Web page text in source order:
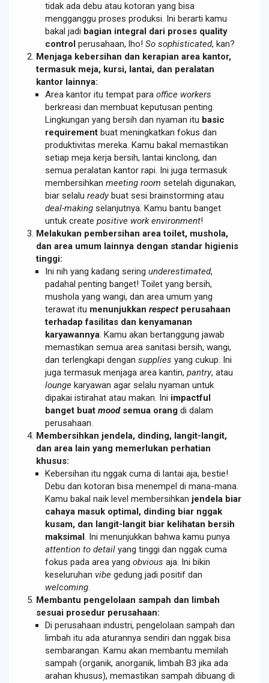
tidak ada debu atau kotoran yang bisa
mengganggu proses produksi. Ini berarti kamu
bakal jadi bagian integral dari proses quality
control perusahaan, lho! So sophisticated, kan?
Menjaga kebersihan dan kerapian area kantor,
termasuk meja, kursi, lantai, dan peralatan
kantor lainnya:
Area kantor itu tempat para office workers
berkreasi dan membuat keputusan penting.
Lingkungan yang bersih dan nyaman itu basic
requirement buat meningkatkan fokus dan
produktivitas mereka. Kamu bakal memastikan
setiap meja kerja bersih, lantai kinclong, dan
semua peralatan kantor rapi. Ini juga termasuk
membersihkan meeting room setelah digunakan,
biar selalu readybuat sesi brainstorming atau
deal-making selanjutnya. Kamu bantu banget
untuk create positive work environment!
Melakukan pembersihan area toilet, mushola,
dan area umum lainnya dengan standar higienis
tinggi:
Ini nih yang kadang sering underestimated,
padahal penting banget! Toilet yang bersih,
mushola yang wangi, dan area umum yang
terawat itu menunjukkan respect perusahaan
terhadap fasilitas dan kenyamanan
karyawannya. Kamu akan bertanggung jawab
memastikan semua area sanitasi bersih, wangi,
dan terlengkapi dengan supplies yang cukup. Ini
juga termasuk menjaga area kantin, pantry, atau
lounge karyawan agar selalu nyaman untuk
dipakai istirahat atau makan. Ini impactful
banget buat moodsemua orang di dalam
perusahaan.
Membersihkan jendela, dinding, langit-langit,
dan area lain yang memerlukan perhatian
khusus:
Kebersihan itu nggak cuma di lantai aja, bestie!
Debu dan kotoran bisa menempel di mana-mana.
Kamu bakal naik level membersihkan jendela biar
cahaya masuk optimal, dinding biar nggak
kusam, dan langit-langit biar kelihatan bersih
maksimal. Ini menunjukkan bahwa kamu punya
attention to detail yang tinggi dan nggak cuma
fokus pada area yang obvious aja. Ini bikin
keseluruhan vibe gedung jadi positif dan
welcoming.
Membantu pengelolaan sampah dan limbah
sesuai prosedur perusahaan:
Di perusahaan industri, pengelolaan sampah dan
limbah itu ada aturannya sendiri dan nggak bisa
sembarangan. Kamu akan membantu memilah
sampah (organik, anorganik, limbah B3 jika ada
arahan khusus), memastikan sampah dibuang di